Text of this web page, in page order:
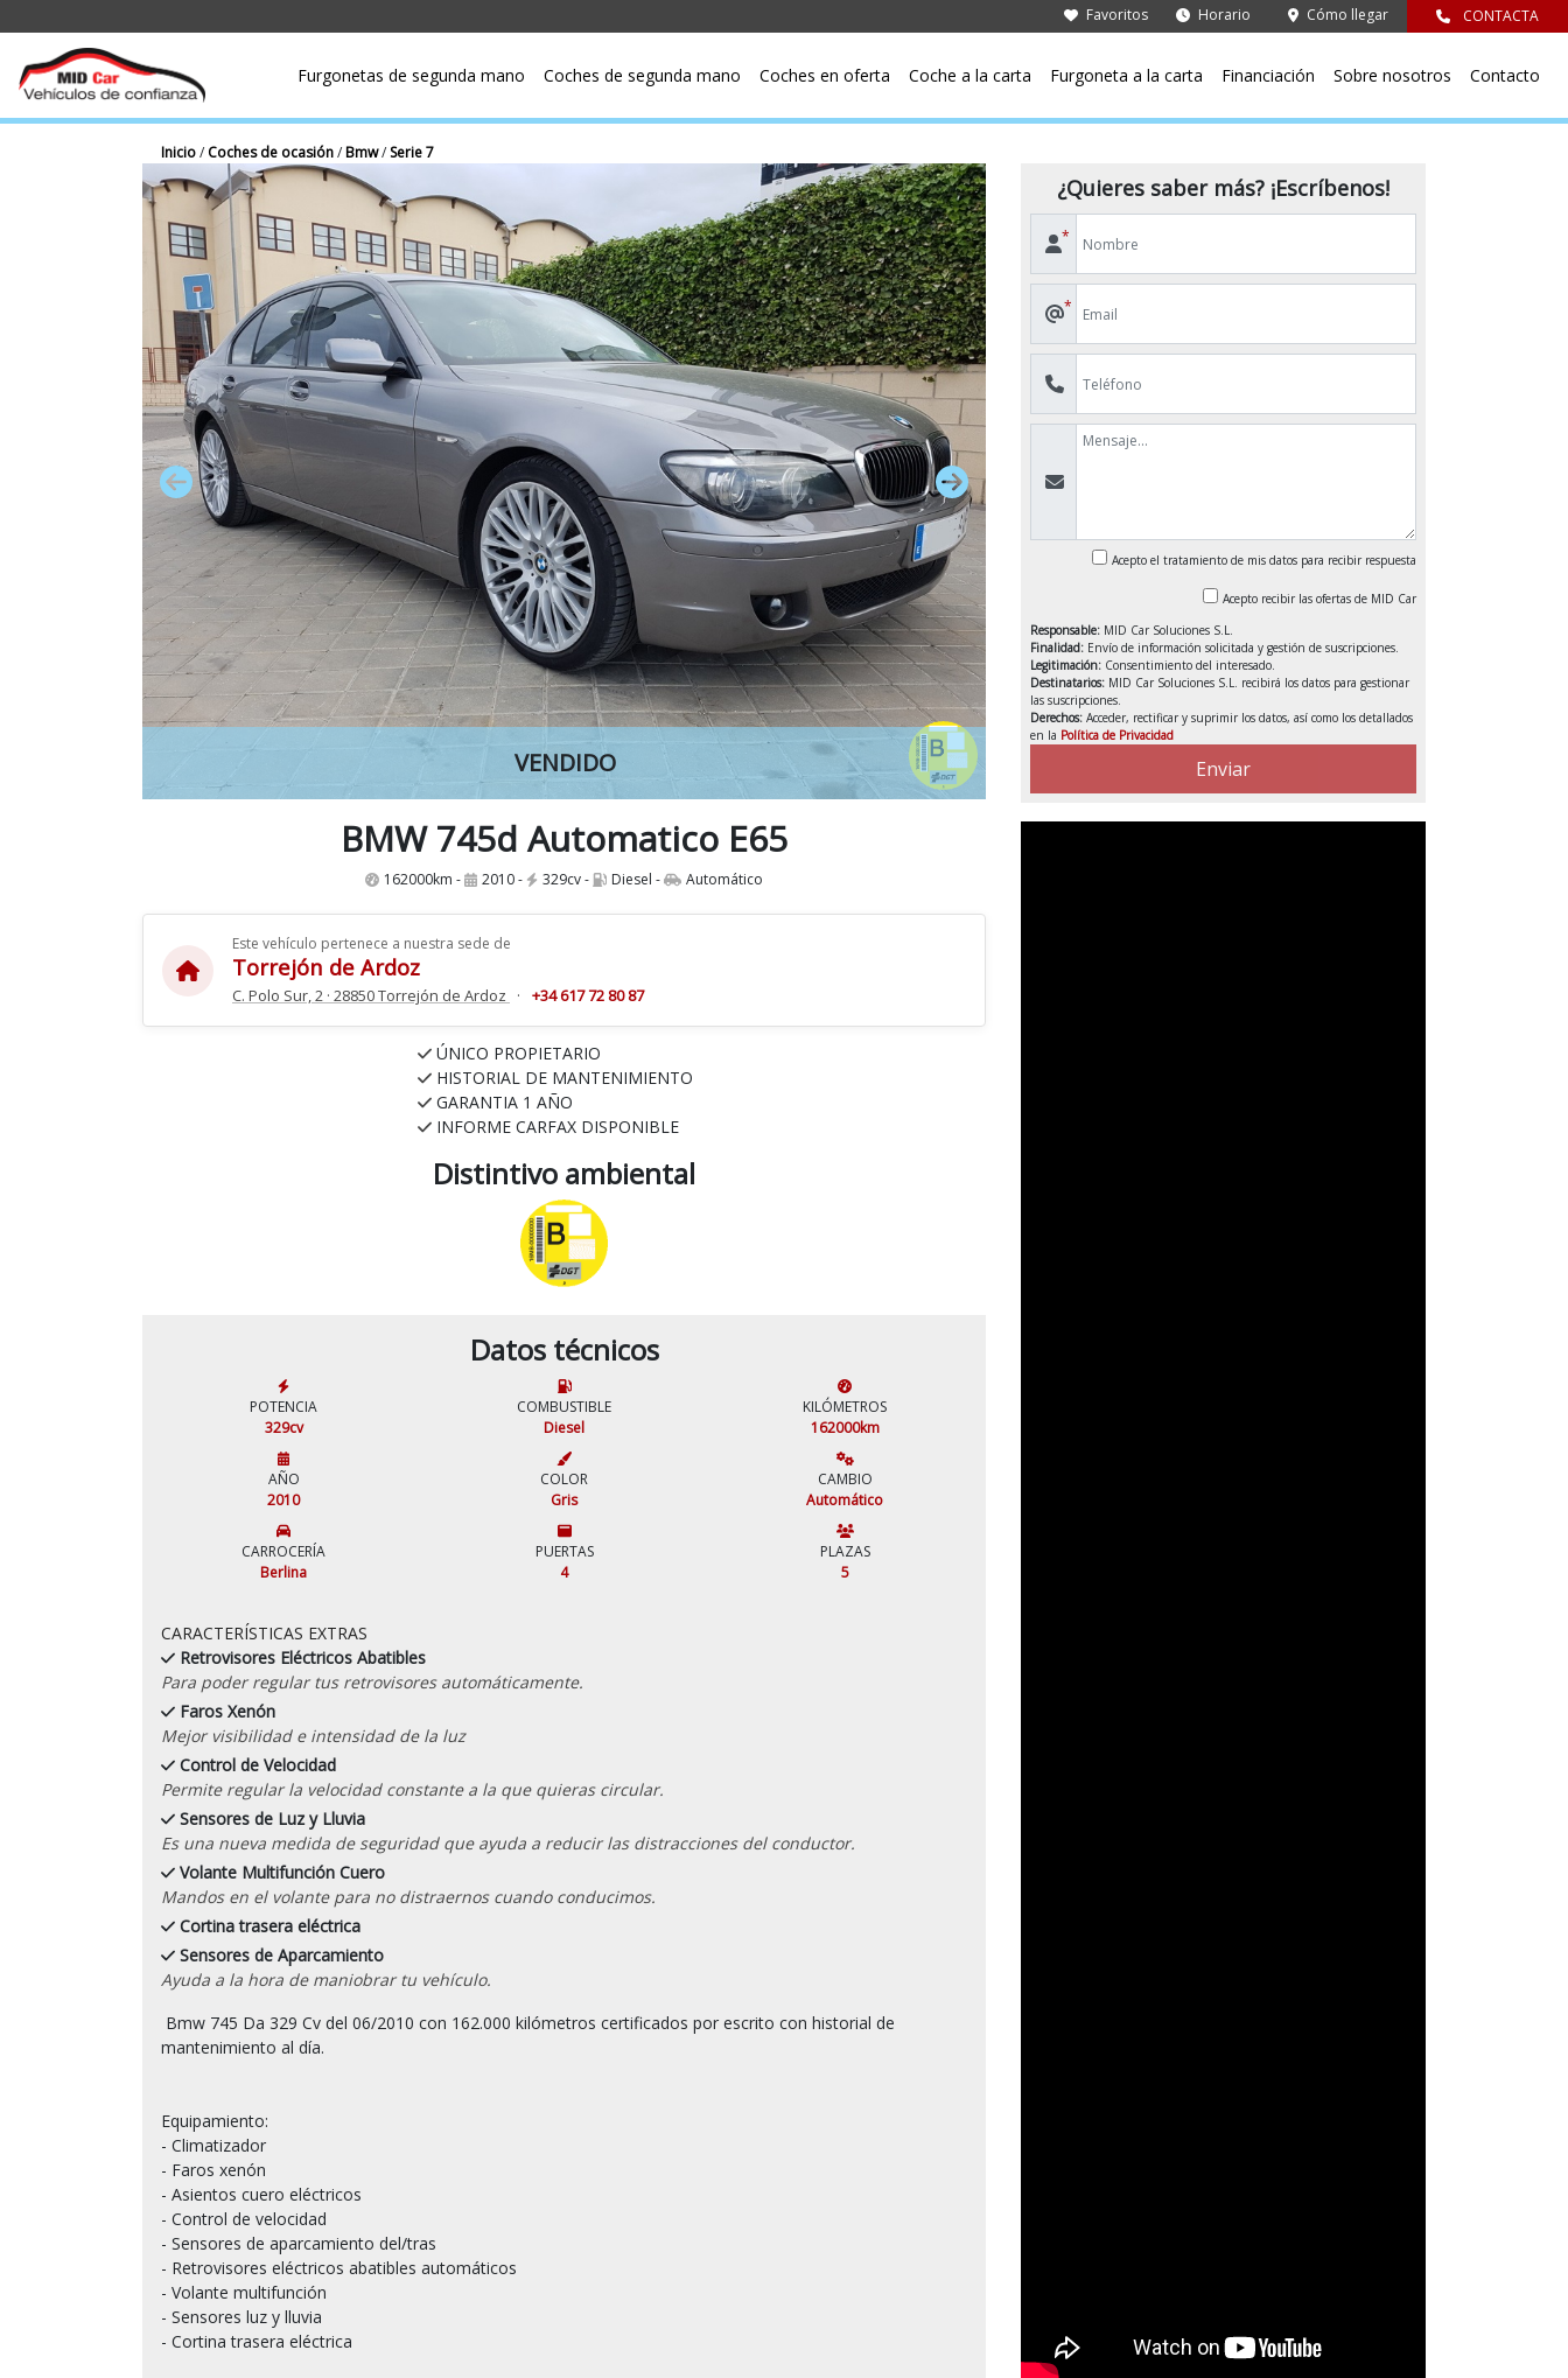
Favoritos Horario Cómo llegar CONTACTA
Furgonetas de segunda mano Coches de segunda mano Coches en oferta Coche a la carta Furgoneta a la carta Financiación Sobre nosotros Contacto
Inicio/ Coches de ocasión/Bmw/ Serie 7
VENDIDO
BMW 745d Automatico E65
162000km - 2010 - 329cv - Diesel - Automático
Este vehículo pertenece a nuestra sede de
Torrejón de Ardoz
C. Polo Sur, 2 · 28850 Torrejón de Ardoz · +34 617 72 80 87
ÚNICO PROPIETARIO
HISTORIAL DE MANTENIMIENTO
GARANTIA 1 AÑO
INFORME CARFAX DISPONIBLE
Distintivo ambiental
Datos técnicos
POTENCIA
329cv
COMBUSTIBLE
Diesel
KILÓMETROS
162000km
AÑO
2010
COLOR
Gris
CAMBIO
Automático
CARROCERÍA
Berlina
PUERTAS
4
PLAZAS
5
CARACTERÍSTICAS EXTRAS
Retrovisores Eléctricos Abatibles
Para poder regular tus retrovisores automáticamente.
Faros Xenón
Mejor visibilidad e intensidad de la luz
Control de Velocidad
Permite regular la velocidad constante a la que quieras circular.
Sensores de Luz y Lluvia
Es una nueva medida de seguridad que ayuda a reducir las distracciones del conductor.
Volante Multifunción Cuero
Mandos en el volante para no distraernos cuando conducimos.
Cortina trasera eléctrica
Sensores de Aparcamiento
Ayuda a la hora de maniobrar tu vehículo.
mantenimiento al día.
Equipamiento:
- Climatizador
- Faros xenón
- Asientos cuero eléctricos
- Control de velocidad
- Sensores de aparcamiento del/tras
- Retrovisores eléctricos abatibles automáticos
- Volante multifunción
- Sensores luz y lluvia
- Cortina trasera eléctrica
¿Quieres saber más? ¡Escríbenos!
*
*
Acepto el tratamiento de mis datos para recibir respuesta
Acepto recibir las ofertas de MID Car
Responsable: MID Car Soluciones S.L.
Finalidad: Envío de información solicitada y gestión de suscripciones.
Legitimación: Consentimiento del interesado.
Destinatarios: MID Car Soluciones S.L. recibirá los datos para gestionar
las suscripciones.
Derechos:Acceder, rectificar y suprimir los datos, así como los detallados
en la Política de Privacidad
Enviar